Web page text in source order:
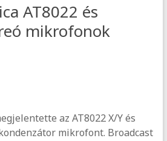
AT8022 és
mikrofonok
az AT8022 X/Y és
mikrofont. Broadcast